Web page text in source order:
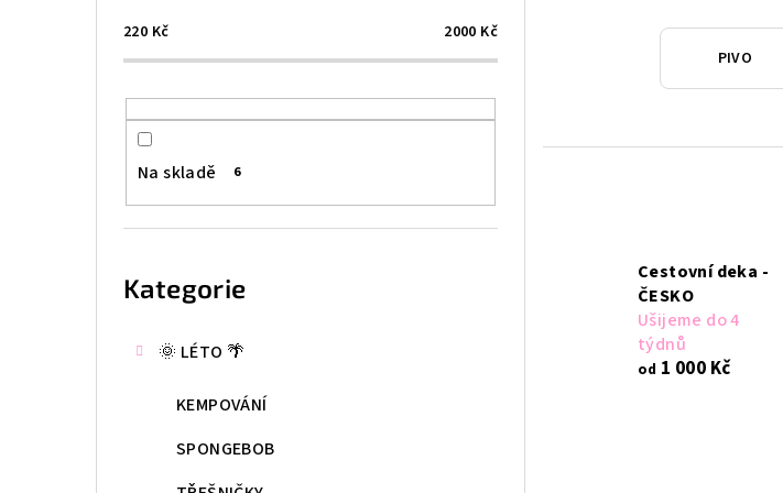
220 Kč 2000 Kč
Na skladě 6
Kategorie
🌞 LÉTO 🌴
KEMPOVÁNÍ
SPONGEBOB
PIVO
Cestovní deka -
ČESKO
Ušijeme do 4
týdnů
od 1 000 Kč